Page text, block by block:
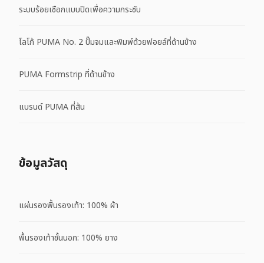
ระบบร้อยเชือกแบบปิดเพื่อความกระชับ
โลโก้ PUMA No. 2 ปั๊มจมและพิมพ์ด้วยฟอยล์ที่ด้านข้าง
PUMA Formstrip ที่ด้านข้าง
แบรนด์ PUMA ที่ส้น
ข้อมูลวัสดุ
แผ่นรองพื้นรองเท้า: 100% ผ้า
พื้นรองเท้าชั้นนอก: 100% ยาง